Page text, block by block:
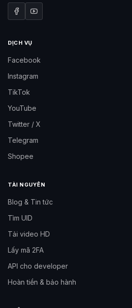
DỊCH VỤ
Facebook
Instagram
TikTok
YouTube
Twitter / X
Telegram
Shopee
TÀI NGUYÊN
Blog & Tin tức
Tìm UID
Tải video HD
Lấy mã 2FA
API cho developer
Hoàn tiền & bảo hành